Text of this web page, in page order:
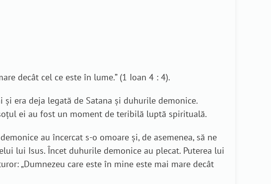
decât cel ce este în lume.” (1 Ioan 4 : 4).
era deja legată de Satana și duhurile demonice.
ei au fost un moment de teribilă luptă spirituală.
au încercat s-o omoare și, de asemenea, să ne
lui Isus. Încet duhurile demonice au plecat. Puterea lui
„Dumnezeu care este în mine este mai mare decât